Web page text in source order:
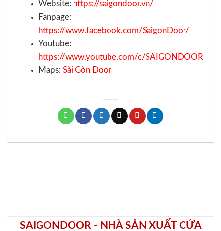
Website: https://saigondoor.vn/
Fanpage:
https://www.facebook.com/SaigonDoor/
Youtube:
https://www.youtube.com/c/SAIGONDOOR
Maps: Sài Gòn Door
SAIGONDOOR - NHÀ SẢN XUẤT CỬA